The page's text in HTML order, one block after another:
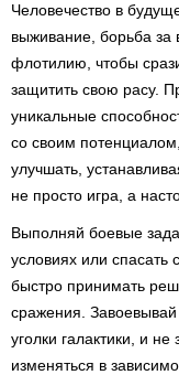
Человечество в
выживание, борьба за
флотилию, чтобы
защитить свою расу.
уникальные
со своим
улучшать,
не просто игра, а
Выполняй боевые
условиях или спасать
быстро принимать
сражения.
уголки галактики, и
изменяться в